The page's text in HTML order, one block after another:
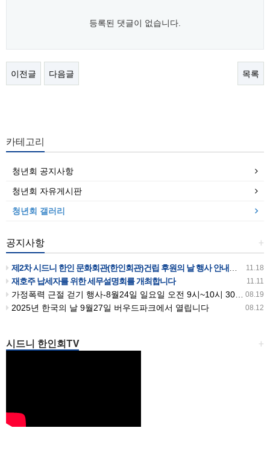
등록된 댓글이 없습니다.
이전글 다음글 목록
카테고리
청년회 공지사항
청년회 자유게시판
청년회 갤러리
+
공지사항
11.18
제2차 시드니 한인 문화회관(한인회관)건립 후원의 날 행사 안내입니다
11.11
재호주 납세자를 위한 세무설명회를 개최합니다
08.19
가정폭력 근절 걷기 행사-8월24일 일요일 오전 9시~10시 30분까지 버우드파크에서 있습니다
08.12
2025년 한국의 날 9월27일 버우드파크에서 열립니다
+
시드니 한인회TV